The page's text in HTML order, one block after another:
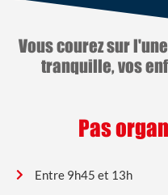
Vous courez sur
tranquille, vos
Pas
Entre 9h45 et 13h